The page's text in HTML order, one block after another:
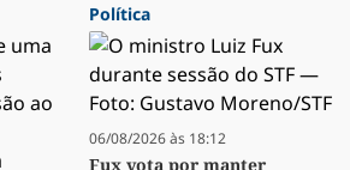
Política
06/08/2026 às 18:12
Fux vota por manter